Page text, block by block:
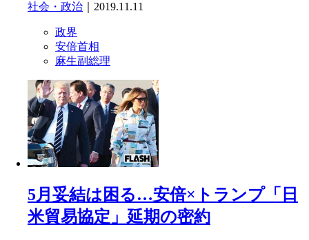
社会・政治 ｜2019.11.11
政界
安倍首相
麻生副総理
5月妥結は困る…安倍×トランプ「日
米貿易協定」延期の密約